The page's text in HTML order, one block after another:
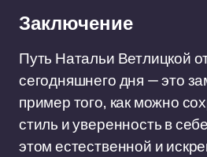
Заключение
Путь Натальи Ветлицкой
сегодняшнего дня — это
пример того, как можно
стиль и уверенность в
этом естественной и